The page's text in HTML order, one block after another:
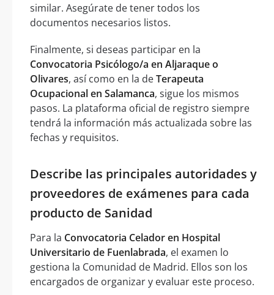
similar. Asegúrate de tener todos los
documentos necesarios listos.
Finalmente, si deseas participar en la
Convocatoria Psicólogo/a en Aljaraque o
Olivares, así como en la deTerapeuta
Ocupacional en Salamanca, sigue los mismos
pasos. La plataforma oficial de registro siempre
tendrá la información más actualizada sobre las
fechas y requisitos.
Describe las principales autoridades y
proveedores de exámenes para cada
producto de Sanidad
Para la Convocatoria Celador en Hospital
Universitario de Fuenlabrada, el examen lo
gestiona la Comunidad de Madrid. Ellos son los
encargados de organizar y evaluar este proceso.